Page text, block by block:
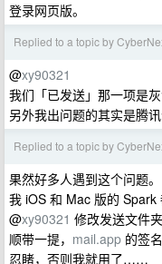
登录网页版。
Replied to a topic by
@xy90321
我们「已发送」那一项是
另外我出问题的其实是腾讯
Replied to a topic by
果然好多人遇到这个问题。
我 iOS 和 Mac 版的 Spark
@xy90321 修改发送文件
顺带一提， mail.app 的签
忍睹，否则我就用了……